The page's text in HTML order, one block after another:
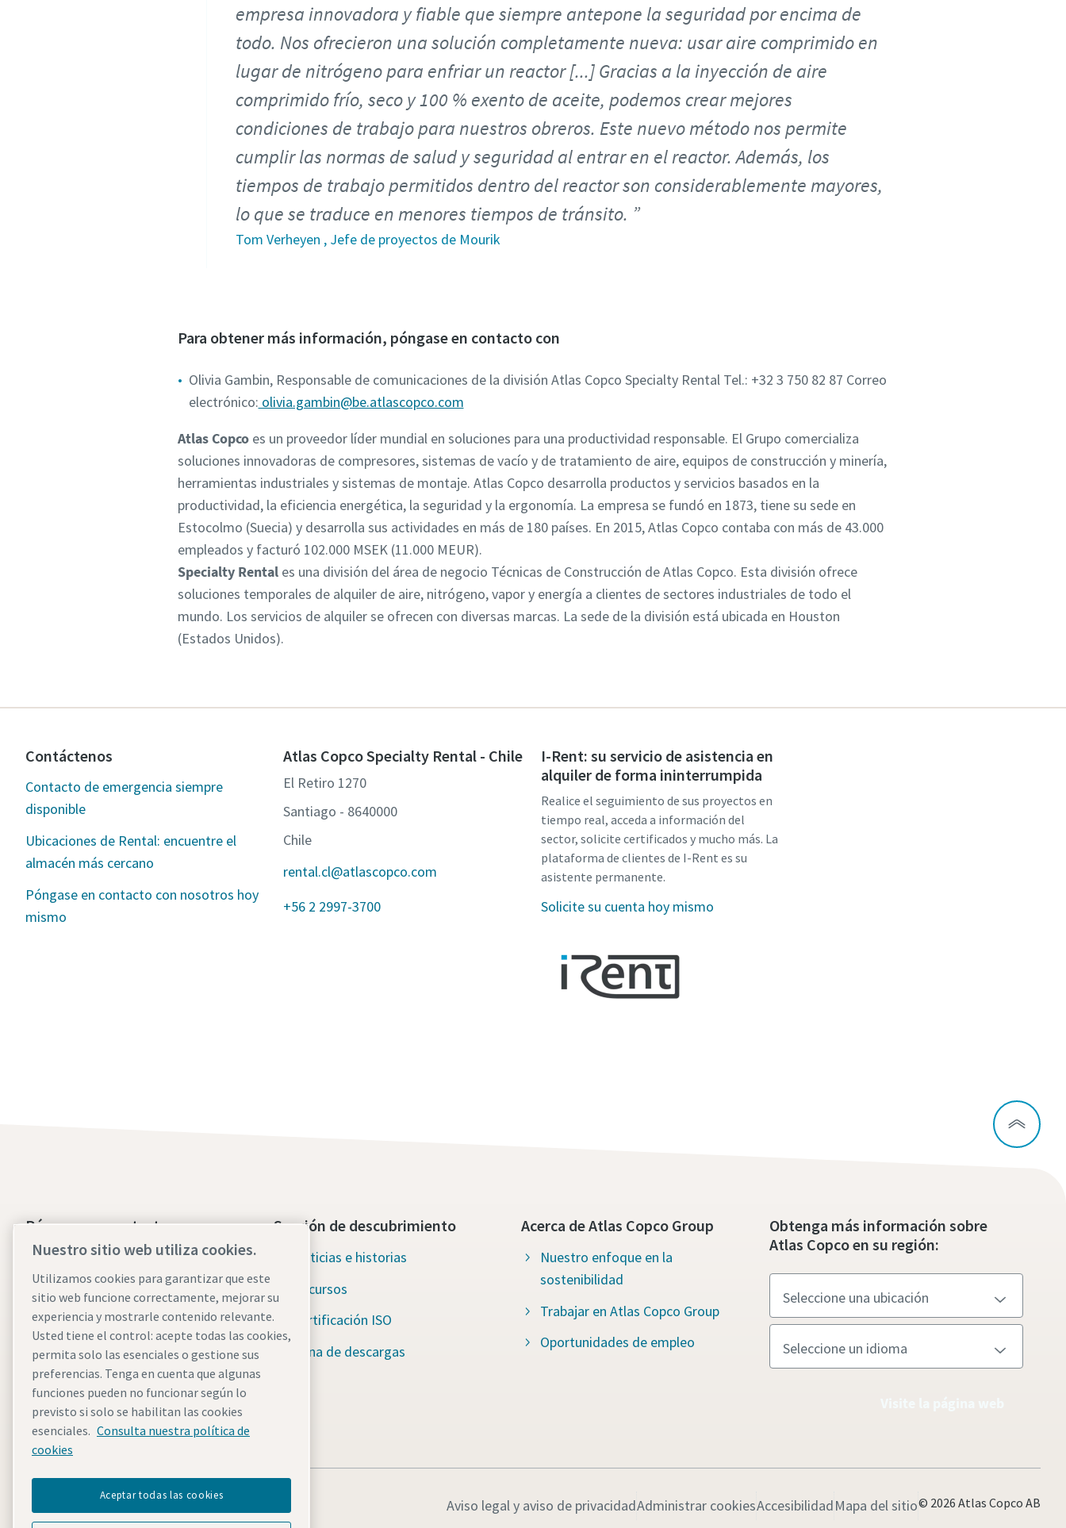
empresa innovadora y fiable que siempre antepone la seguridad por encima de
todo. Nos ofrecieron una solución completamente nueva: usar aire comprimido en
lugar de nitrógeno para enfriar un reactor [...] Gracias a la inyección de aire
comprimido frío, seco y 100 % exento de aceite, podemos crear mejores
condiciones de trabajo para nuestros obreros. Este nuevo método nos permite
cumplir las normas de salud y seguridad al entrar en el reactor. Además, los
tiempos de trabajo permitidos dentro del reactor son considerablemente mayores,
lo que se traduce en menores tiempos de tránsito.
Tom Verheyen , Jefe de proyectos de Mourik
Para obtener más información, póngase en contacto con
Olivia Gambin, Responsable de comunicaciones de la división Atlas Copco Specialty Rental Tel.: +32 3 750 82 87 Correo
electrónico: olivia.gambin@be.atlascopco.com
Atlas Copco es un proveedor líder mundial en soluciones para una productividad responsable. El Grupo comercializa
soluciones innovadoras de compresores, sistemas de vacío y de tratamiento de aire, equipos de construcción y minería,
herramientas industriales y sistemas de montaje. Atlas Copco desarrolla productos y servicios basados en la
productividad, la eficiencia energética, la seguridad y la ergonomía. La empresa se fundó en 1873, tiene su sede en
Estocolmo (Suecia) y desarrolla sus actividades en más de 180 países. En 2015, Atlas Copco contaba con más de 43.000
empleados y facturó 102.000 MSEK (11.000 MEUR).
Specialty Rental es una división del área de negocio Técnicas de Construcción de Atlas Copco. Esta división ofrece
soluciones temporales de alquiler de aire, nitrógeno, vapor y energía a clientes de sectores industriales de todo el
mundo. Los servicios de alquiler se ofrecen con diversas marcas. La sede de la división está ubicada en Houston
(Estados Unidos).
Contáctenos
Contacto de emergencia siempre
disponible
Ubicaciones de Rental: encuentre el
almacén más cercano
Póngase en contacto con nosotros hoy
mismo
Atlas Copco Specialty Rental - Chile
El Retiro 1270
Santiago - 8640000
Chile
rental.cl@atlascopco.com
+56 2 2997-3700
I-Rent: su servicio de asistencia en
alquiler de forma ininterrumpida
Realice el seguimiento de sus proyectos en
tiempo real, acceda a información del
sector, solicite certificados y mucho más. La
plataforma de clientes de I-Rent es su
asistente permanente.
Solicite su cuenta hoy mismo
Póngase en contacto con
nosotros hoy mismo
Asistencia de emergencia
ininterrumpida
Nuestros servicios
Flota
Industrias
¿Por qué alquilar?
Sección de descubrimiento
Noticias e historias
Recursos
Certificación ISO
Zona de descargas
Acerca de Atlas Copco Group
Nuestro enfoque en la
sostenibilidad
Trabajar en Atlas Copco Group
Oportunidades de empleo
Obtenga más información sobre
Atlas Copco en su región:
Aviso legal y aviso de privacidadAdministrar cookiesAccesibilidadMapa del sitio© 2026 Atlas Copco AB
Nuestro sitio web utiliza cookies.
Utilizamos cookies para garantizar que este
sitio web funcione correctamente, mejorar su
experiencia y mostrarle contenido relevante.
Usted tiene el control: acepte todas las cookies,
permita solo las esenciales o gestione sus
preferencias. Tenga en cuenta que algunas
funciones pueden no funcionar según lo
previsto si solo se habilitan las cookies
esenciales. Consulta nuestra política de
cookies
Aceptar todas las cookies